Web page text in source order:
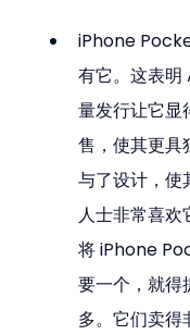
iPhone
有它。这表
量发行让它显
售，使其更
与了设计，使
人士非常喜欢
将 iPhone
要一个，就得
多。它们卖得